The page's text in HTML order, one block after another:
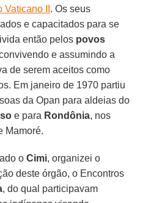
II . Os seus
e capacitados para se
então pelos povos
e assumindo a
de serem aceitos como
Em janeiro de 1970 partiu
da Opan para aldeias do
e para Rondônia, nos
Mamoré.
o Cimi, organizei o
deste órgão, o Encontros
, do qual participavam